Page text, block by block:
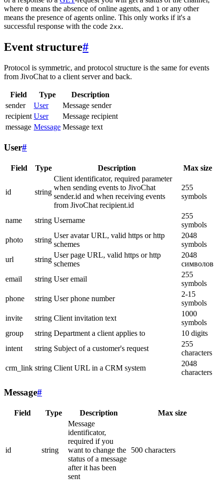
where 0 means the absence of online agents, and 1 or any other
means the presence of agents online. This only works if it's a
successful response with the code 2xx.
Event structure#
Protocol is symmetric, and protocol structure is the same for events
from JivoChat to a client server and back.
Field Type
Description
sender
User
Message sender
recipient User
Message recipient
message Message Message text
User#
Field Type Description Max size
id string
Client identificator, required parameter
when sending events to JivoChat
sender.id and when receiving events
from JivoChat recipient.id
255
symbols
name string Username
255
symbols
photo
string
User avatar URL, valid https or http
schemes
2048
symbols
url
string
User page URL, valid https or http
schemes
2048
символов
email
string User email
255
symbols
phone
string User phone number
2-15
symbols
invite
string Client invitation text
1000
symbols
group
string Department a client applies to
10 digits
intent
string Subject of a customer's request
255
characters
crm_link string Client URL in a CRM system
2048
characters
Message#
Field Type Description Max size
id string
Message
identificator,
required if you
want to change the
status of a message
after it has been
sent
500 characters